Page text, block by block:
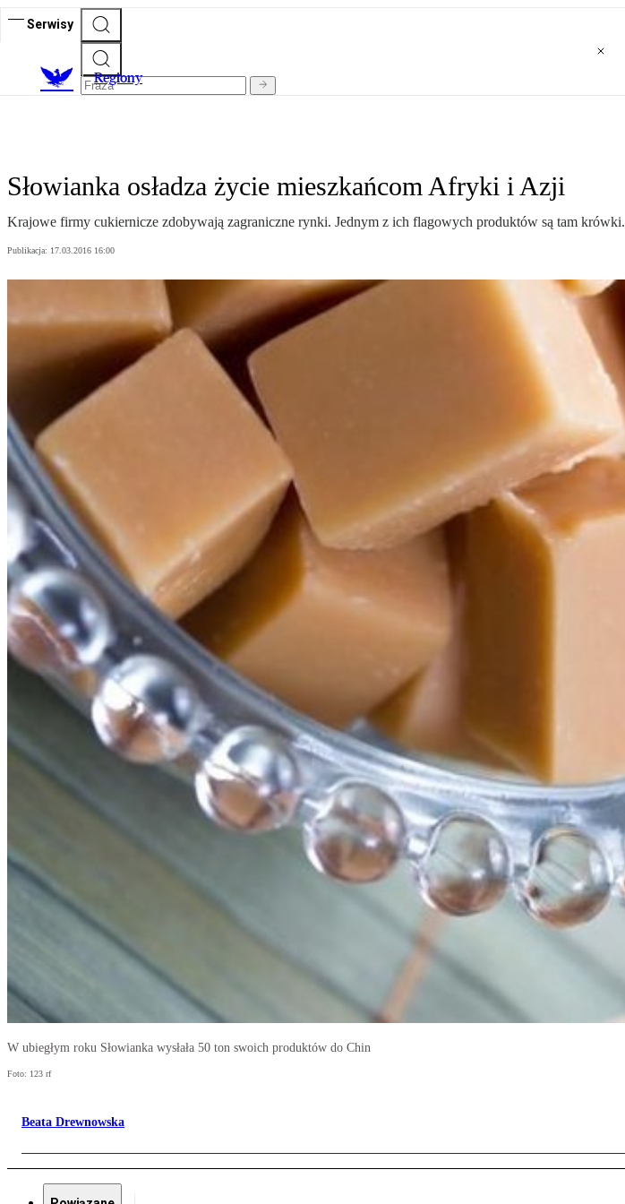
Serwisy
Regiony
Słowianka osładza życie mieszkańcom Afryki i Azji
Krajowe firmy cukiernicze zdobywają zagraniczne rynki. Jednym z ich flagowych produktów są tam krówki.
Publikacja: 17.03.2016 16:00
W ubiegłym roku Słowianka wysłała 50 ton swoich produktów do Chin
Foto: 123 rf
Beata Drewnowska